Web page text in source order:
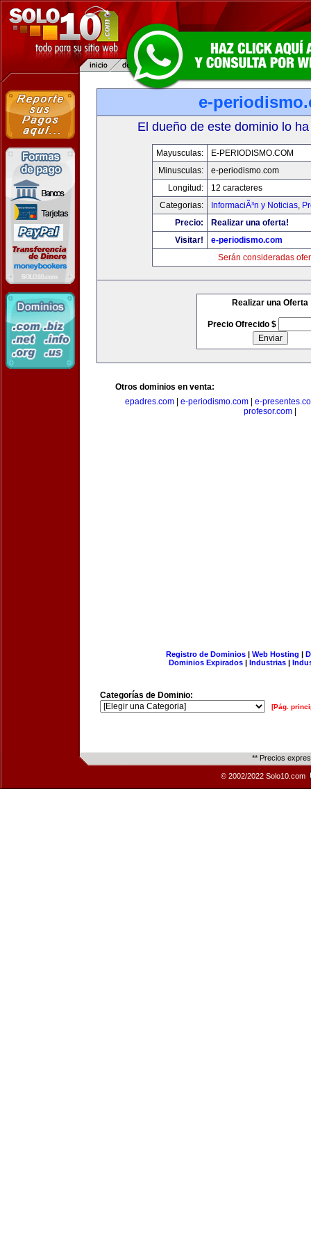
e-
El dueño de este dominio lo
Mayusculas:
E-PERIODISMO.COM
Minusculas:
e-periodismo.com
Longitud:
12 caracteres
Categorias:
InformaciÃ³n y Noticias,
Precio:
Realizar una oferta!
Visitar!
e-periodismo.com
Serán consideradas
Realizar una Oferta
Precio Ofrecido $
Otros dominios en venta:
epadres.com
e-periodismo.com
e-
profesor.com
Registro de Dominios| Web Hosting |
Dominios Expirados | Industrias |
Categorías de Dominio:
[Pág.
** Precios
© 2002/2022 Solo10.com